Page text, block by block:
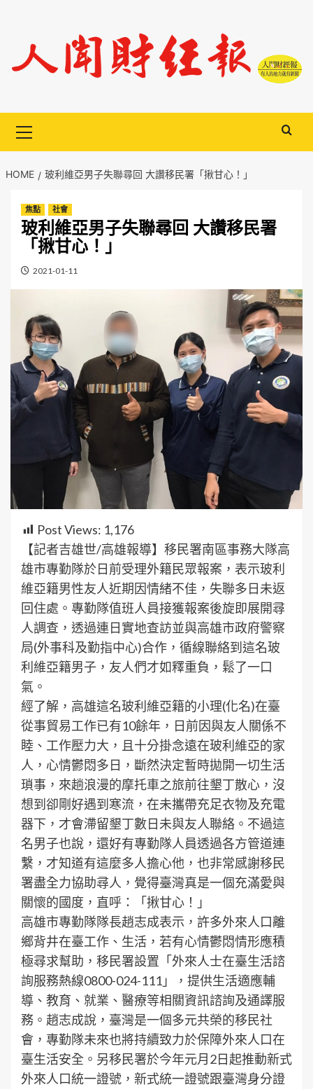
content
Menu
HOME 玻利維亞男子失聯尋回 大讚移民署「揪甘心！」
焦點 社會
玻利維亞男子失聯尋回 大讚移民署
「揪甘心！」
2021-01-11
Post Views: 1,176
【記者吉雄世/高雄報導】移民署南區事務大隊高
雄市專勤隊於日前受理外籍民眾報案，表示玻利
維亞籍男性友人近期因情緒不佳，失聯多日未返
回住處。專勤隊值班人員接獲報案後旋即展開尋
人調查，透過連日實地查訪並與高雄市政府警察
局(外事科及勤指中心)合作，循線聯絡到這名玻
利維亞籍男子，友人們才如釋重負，鬆了一口
氣。
經了解，高雄這名玻利維亞籍的小理(化名)在臺
從事貿易工作已有10餘年，日前因與友人關係不
睦、工作壓力大，且十分掛念遠在玻利維亞的家
人，心情鬱悶多日，斷然決定暫時拋開一切生活
瑣事，來趟浪漫的摩托車之旅前往墾丁散心，沒
想到卻剛好遇到寒流，在未攜帶充足衣物及充電
器下，才會滯留墾丁數日未與友人聯絡。不過這
名男子也說，還好有專勤隊人員透過各方管道連
繫，才知道有這麼多人擔心他，也非常感謝移民
署盡全力協助尋人，覺得臺灣真是一個充滿愛與
關懷的國度，直呼：「揪甘心！」
高雄市專勤隊隊長趙志成表示，許多外來人口離
鄉背井在臺工作、生活，若有心情鬱悶情形應積
極尋求幫助，移民署設置「外來人士在臺生活諮
詢服務熱線0800-024-111」，提供生活適應輔
導、教育、就業、醫療等相關資訊諮詢及通譯服
務。趙志成說，臺灣是一個多元共榮的移民社
會，專勤隊未來也將持續致力於保障外來人口在
臺生活安全。另移民署於今年元月2日起推動新式
外來人口統一證號，新式統一證號跟臺灣身分證